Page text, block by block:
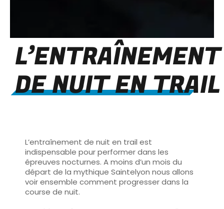
L’ENTRAÎNEMENT
DE NUIT EN TRAIL
L’entraînement de nuit en trail est
indispensable pour performer dans les
épreuves nocturnes. A moins d’un mois du
départ de la mythique Saintelyon nous allons
voir ensemble comment progresser dans la
course de nuit.